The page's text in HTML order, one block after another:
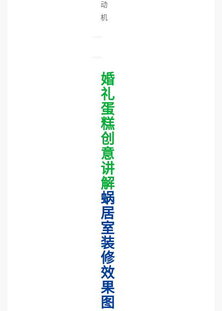
动
机
婚
礼
蛋
糕
创
意
讲
解
蜗
居
室
装
修
效
果
图